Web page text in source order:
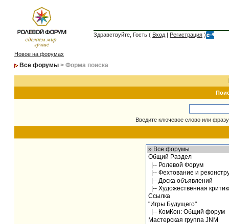
Здравствуйте, Гость ( Вход | Регистрация )
Новое на форумах
Все форумы > Форма поиска
Введите ключевое слово или